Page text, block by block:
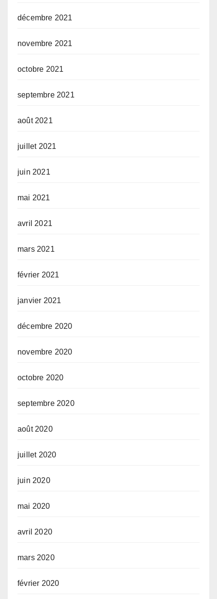
décembre 2021
novembre 2021
octobre 2021
septembre 2021
août 2021
juillet 2021
juin 2021
mai 2021
avril 2021
mars 2021
février 2021
janvier 2021
décembre 2020
novembre 2020
octobre 2020
septembre 2020
août 2020
juillet 2020
juin 2020
mai 2020
avril 2020
mars 2020
février 2020